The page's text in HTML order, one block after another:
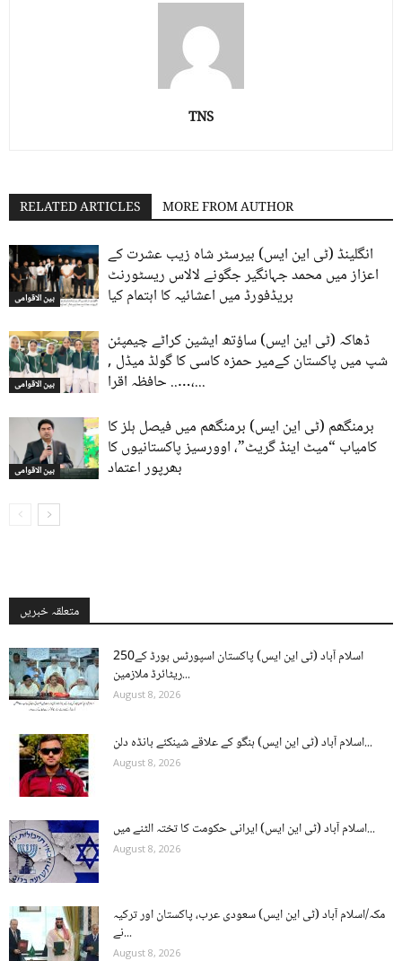
TNS
RELATED ARTICLES MORE FROM AUTHOR
بین الاقوامی
انگلینڈ (ٹی این ایس) بیرسٹر شاہ زیب عشرت کے
اعزاز میں محمد جہانگیر جگونے لالاس ریسٹورنٹ
بریڈفورڈ میں اعشائیہ کا اہتمام کیا
بین الاقوامی
ڈھاکہ (ٹی این ایس) ساؤتھ ایشین کراٹے چیمپئن
شپ میں پاکستان کےمیر حمزہ کاسی کا گولڈ میڈل ,
….. حافظہ اقرا،...
بین الاقوامی
برمنگھم (ٹی این ایس) برمنگھم میں فیصل ہلز کا
کامیاب “میٹ اینڈ گریٹ”، اوورسیز پاکستانیوں کا
بھرپور اعتماد
متعلقہ خبریں
اسلام آباد (ٹی این ایس) پاکستان اسپورٹس بورڈ کے250
ریٹائرڈ ملازمین...
August 8, 2026
اسلام آباد (ٹی این ایس) ہنگو کے علاقے شینکئے بانڈہ دلن...
August 8, 2026
اسلام آباد (ٹی این ایس) ایرانی حکومت کا تختہ الٹنے میں...
August 8, 2026
مکہ/اسلام آباد (ٹی این ایس) سعودی عرب، پاکستان اور ترکیہ
نے...
August 8, 2026